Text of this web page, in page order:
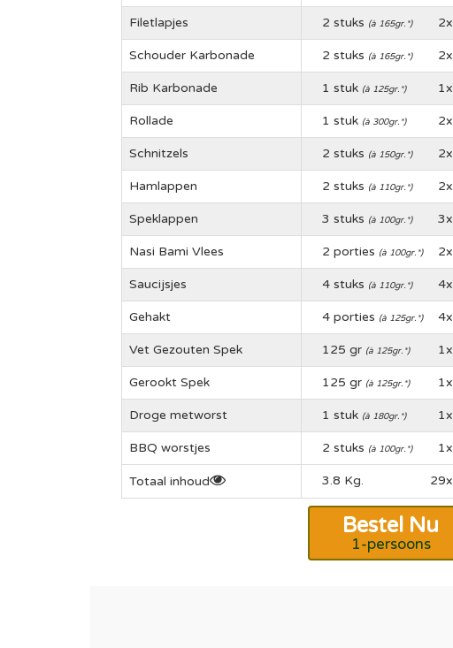
Filetlapjes 2 stuks (à 165gr.*) 2x
Schouder Karbonade 2 stuks (à 165gr.*) 2x
Rib Karbonade 1 stuk (à 125gr.*) 1x
Rollade 1 stuk (à 300gr.*) 2x
Schnitzels 2 stuks (à 150gr.*) 2x
Hamlappen 2 stuks (à 110gr.*) 2x
Speklappen 3 stuks (à 100gr.*) 3x
Nasi Bami Vlees 2 porties (à 100gr.*) 2x
Saucijsjes 4 stuks (à 110gr.*) 4x
Gehakt 4 porties (à 125gr.*) 4x
Vet Gezouten Spek 125 gr (à 125gr.*) 1x
Gerookt Spek 125 gr (à 125gr.*) 1x
Droge metworst 1 stuk (à 180gr.*) 1x
BBQ worstjes 2 stuks (à 100gr.*) 1x
Totaal inhoud 3.8 Kg. 29x
Bestel Nu
1-persoons